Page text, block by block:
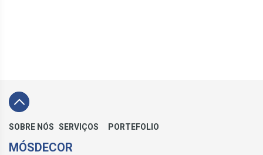
SOBRE NÓS SERVIÇOS PORTEFOLIO
MÓSDECOR